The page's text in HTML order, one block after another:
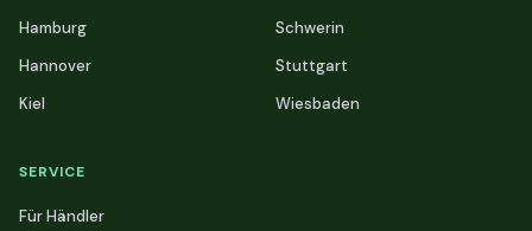
Hamburg
Hannover
Kiel
Schwerin
Stuttgart
Wiesbaden
SERVICE
Für Händler